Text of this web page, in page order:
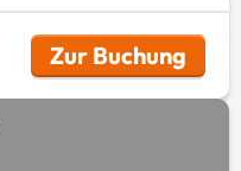
Zur Buchung
(Öffnet in